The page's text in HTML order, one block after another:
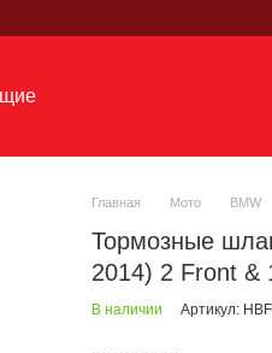
Главная Мото BMW
Тормозные
2014) 2 Front &
В наличии Артикул: